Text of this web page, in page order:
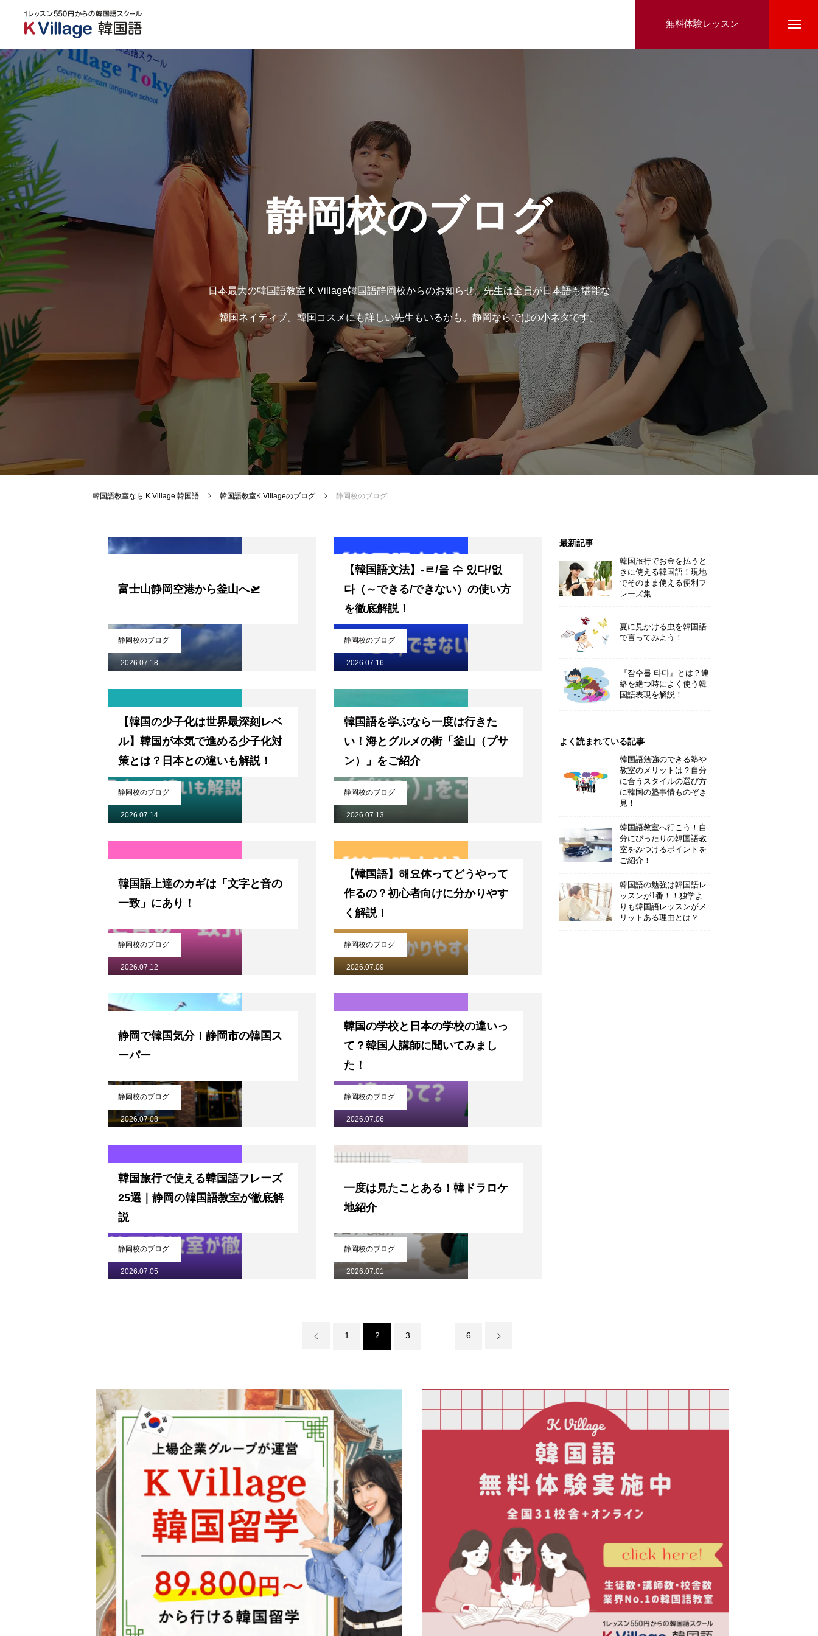
無料体験レッスン
校舎案内
ご入校までの流れ
スケジュール
K Village韓国留学
無料体験レッスン
韓国語お役立ちコラム
静岡校のブログ
日本最大の韓国語教室 K Village韓国語静岡校からのお知らせ。先生は全員が日本語も堪能な
韓国ネイティブ。韓国コスメにも詳しい先生もいるかも。静岡ならではの小ネタです。
韓国語教室なら K Village 韓国語 韓国語教室K Villageのブログ 静岡校のブログ
静岡校のブログ
富士山静岡空港から釜山へ🛫
2026.07.18
静岡校のブログ
【韓国語文法】-ㄹ/을 수 있다/없
다（～できる/できない）の使い方
を徹底解説！
2026.07.16
静岡校のブログ
【韓国の少子化は世界最深刻レベ
ル】韓国が本気で進める少子化対
策とは？日本との違いも解説！
2026.07.14
静岡校のブログ
韓国語を学ぶなら一度は行きた
い！海とグルメの街「釜山（プサ
ン）」をご紹介
2026.07.13
静岡校のブログ
韓国語上達のカギは「文字と音の
一致」にあり！
2026.07.12
静岡校のブログ
【韓国語】해요体ってどうやって
作るの？初心者向けに分かりやす
く解説！
2026.07.09
静岡校のブログ
静岡で韓国気分！静岡市の韓国ス
ーパー
2026.07.08
静岡校のブログ
韓国の学校と日本の学校の違いっ
て？韓国人講師に聞いてみまし
た！
2026.07.06
静岡校のブログ
韓国旅行で使える韓国語フレーズ
25選｜静岡の韓国語教室が徹底解
説
2026.07.05
静岡校のブログ
一度は見たことある！韓ドラロケ
地紹介
2026.07.01
最新記事
韓国旅行でお金を払うと
きに使える韓国語！現地
でそのまま使える便利フ
レーズ集
夏に見かける虫を韓国語
で言ってみよう！
『잠수를 타다』とは？連
絡を絶つ時によく使う韓
国語表現を解説！
よく読まれている記事
韓国語勉強のできる塾や
教室のメリットは？自分
に合うスタイルの選び方
に韓国の塾事情ものぞき
見！
韓国語教室へ行こう！自
分にぴったりの韓国語教
室をみつけるポイントを
ご紹介！
韓国語の勉強は韓国語レ
ッスンが1番！！独学よ
りも韓国語レッスンがメ
リットある理由とは？
1 2 3 … 6